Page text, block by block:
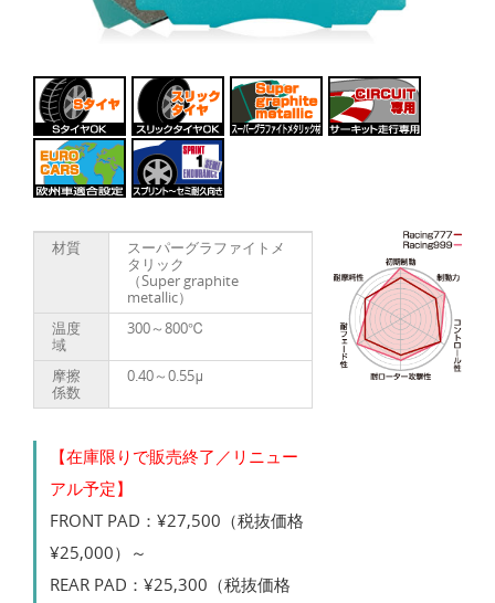
材質
スーパーグラファイトメ
タリック
（Super graphite
metallic）
温度
域
300～800℃
摩擦
係数
0.40～0.55μ
【在庫限りで販売終了／リニュー
アル予定】
FRONT PAD：¥27,500（税抜価格
¥25,000）～
REAR PAD：¥25,300（税抜価格